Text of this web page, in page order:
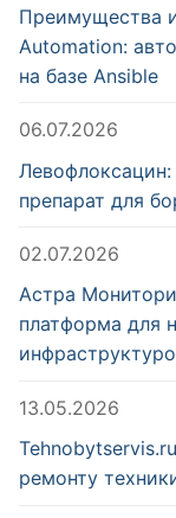
Преимущества
Automation:
на базе Ansible
06.07.2026
препарат для
02.07.2026
Астра
платформа для
13.05.2026
ремонту